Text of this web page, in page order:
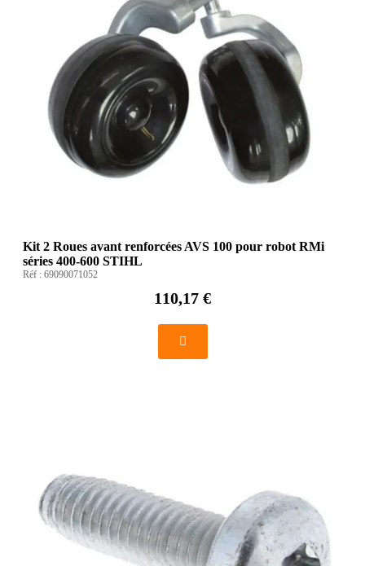
Kit 2 Roues avant renforcées AVS 100 pour robot RMi
séries 400-600 STIHL
Réf : 69090071052
110,17 €